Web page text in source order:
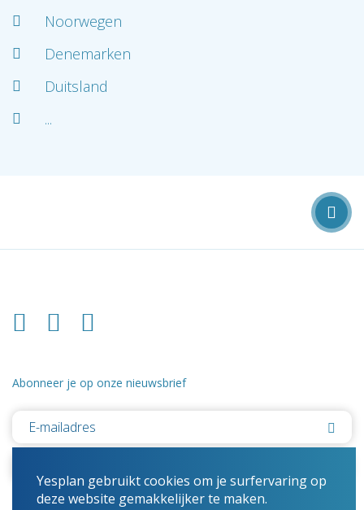
Noorwegen
Denemarken
Duitsland
...
Yesplan gebruikt cookies om je surfervaring op
deze website gemakkelijker te maken.
Abonneer je op onze nieuwsbrief